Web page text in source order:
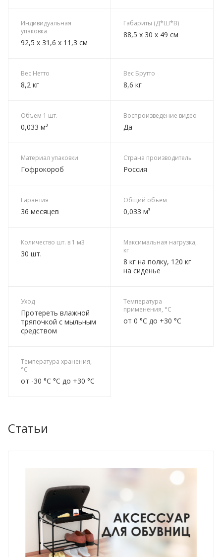
Индивидуальная
упаковка
92,5 х 31,6 х 11,3 см
Габариты (Д*Ш*В)
88,5 х 30 х 49 см
Вес Нетто
8,2 кг
Вес Брутто
8,6 кг
Объем 1 шт.
0,033 м³
Воспроизведение видео
Да
Материал упаковки
Гофрокороб
Страна производитель
Россия
Гарантия
36 месяцев
Общий объем
0,033 м³
Количество шт. в 1 м3
30 шт.
Максимальная нагрузка,
кг
8 кг на полку, 120 кг
на сиденье
Уход
Протереть влажной
тряпочкой с мыльным
средством
Температура
применения, °C
от 0 °C до +30 °C
Температура хранения,
°C
от -30 °C °C до +30 °C
Статьи